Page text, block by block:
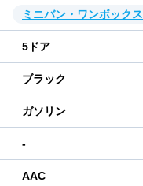
ミニバン・ワンボックス
5 ドア
ブラック
ガソリン
-
AAC